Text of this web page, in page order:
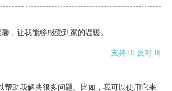
，让我能够感受到家的温暖。
支持[0] 反对[0]
帮助我解决很多问题。比如，我可以使用它来